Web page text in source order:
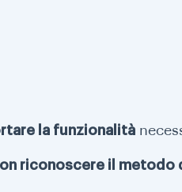
la funzionalità
riconoscere il metodo